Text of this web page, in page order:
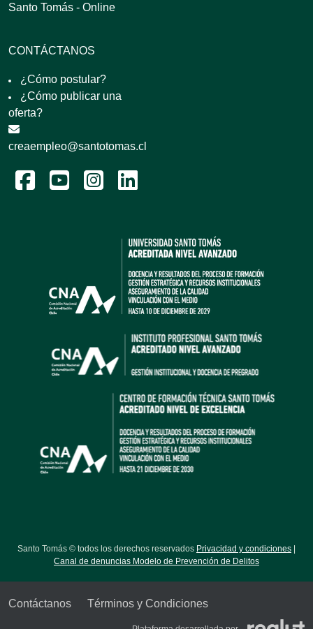
Santo Tomás - Online
CONTÁCTANOS
¿Cómo postular?
¿Cómo publicar una
oferta?
creaempleo@santotomas.cl
Santo Tomás © todos los derechos reservados Privacidad y condiciones
Canal de denuncias Modelo de Prevención de Delitos
Contáctanos Términos y Condiciones